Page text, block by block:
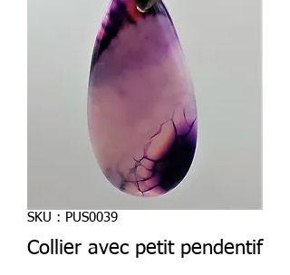
SKU : PUS0039
Collier avec petit pendentif